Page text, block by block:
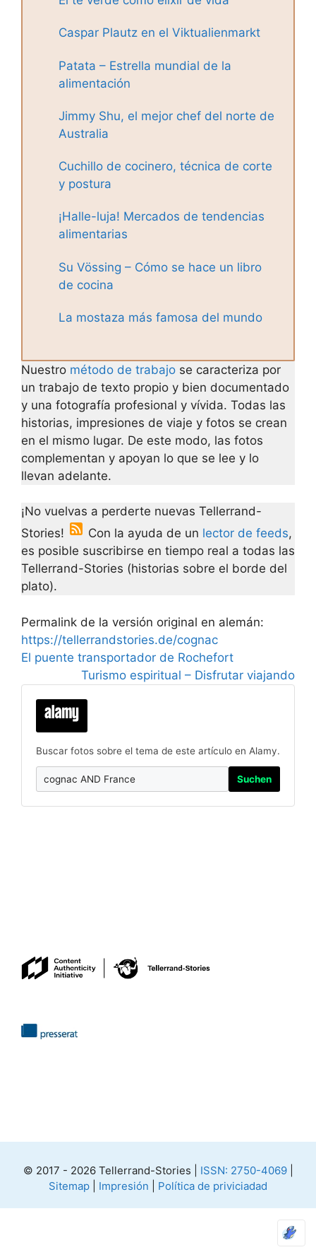
Caspar Plautz en el Viktualienmarkt
Patata – Estrella mundial de la
alimentación
Jimmy Shu, el mejor chef del norte de
Australia
Cuchillo de cocinero, técnica de corte
y postura
¡Halle-luja! Mercados de tendencias
alimentarias
Su Vössing – Cómo se hace un libro
de cocina
La mostaza más famosa del mundo
Nuestro método de trabajo se caracteriza por
un trabajo de texto propio y bien documentado
y una fotografía profesional y vívida. Todas las
historias, impresiones de viaje y fotos se crean
en el mismo lugar. De este modo, las fotos
complementan y apoyan lo que se lee y lo
llevan adelante.
¡No vuelvas a perderte nuevas Tellerrand-
Stories!
Con la ayuda de un lector de feeds,
es posible suscribirse en tiempo real a todas las
Tellerrand-Stories (historias sobre el borde del
plato).
Permalink de la versión original en alemán:
https://tellerrandstories.de/cognac
El puente transportador de Rochefort
Turismo espiritual – Disfrutar viajando
Buscar fotos sobre el tema de este artículo en Alamy.
Suchen
© 2017 - 2026 Tellerrand-Stories | ISSN: 2750-4069|
Sitemap
Impresión Política de priviciadad